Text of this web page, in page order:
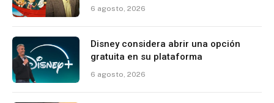
6 agosto, 2026
Disney considera abrir una opción
gratuita en su plataforma
6 agosto, 2026